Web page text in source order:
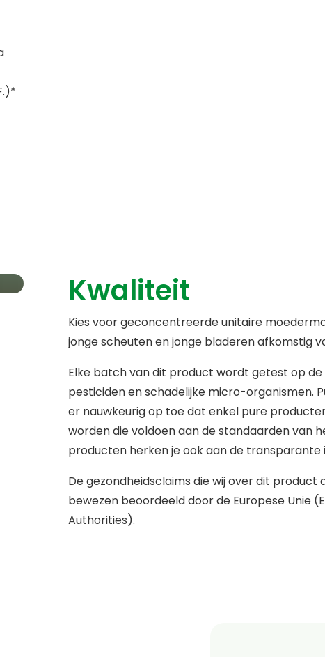
Kwaliteit
Kies voor geconcentreerde unitaire
jonge scheuten en jonge bladeren afkomstig
Elke batch van dit product wordt getest op
pesticiden en schadelijke micro-organismen.
er nauwkeurig op toe dat enkel pure
worden die voldoen aan de standaarden van
producten herken je ook aan de transparante
De gezondheidsclaims die wij over dit product
bewezen beoordeeld door de Europese Unie
Authorities).